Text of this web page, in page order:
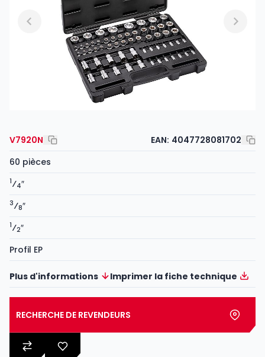
V7920N EAN: 4047728081702
60 pièces
1⁄4″
3⁄8″
1⁄2″
Profil EP
Plus d'informations Imprimer la fiche technique
RECHERCHE DE REVENDEURS